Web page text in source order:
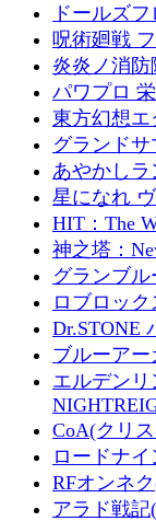
ドールズ
呪術廻戦
炎炎ノ消
パワプロ
東方幻想エ
グランドサ
あやかしラ
星になれ
HIT：The
神之塔：
グランブ
ロブロッ
Dr.STONE
ブルーアー
エルデン
CoA(クリ
ロードナ
RFオンネ
アラド戦記